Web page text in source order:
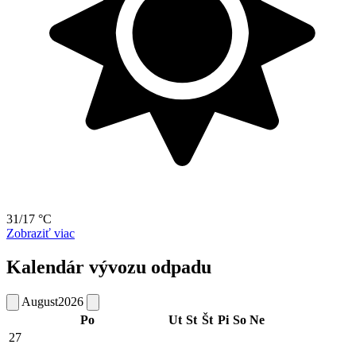
31/17 °C
Zobraziť viac
Kalendár vývozu odpadu
August2026
Po
Ut St Št Pi So Ne
27